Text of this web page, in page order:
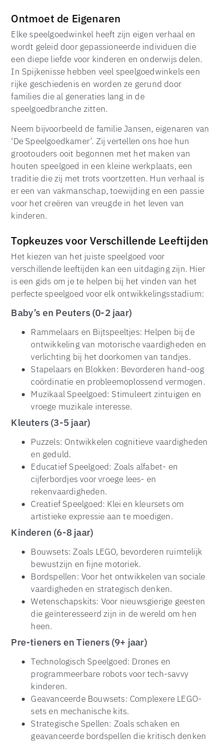
Ontmoet de Eigenaren
Elke speelgoedwinkel heeft zijn eigen verhaal en
wordt geleid door gepassioneerde individuen die
een diepe liefde voor kinderen en onderwijs delen.
In Spijkenisse hebben veel speelgoedwinkels een
rijke geschiedenis en worden ze gerund door
families die al generaties lang in de
speelgoedbranche zitten.
Neem bijvoorbeeld de familie Jansen, eigenaren van
‘De Speelgoedkamer’. Zij vertellen ons hoe hun
grootouders ooit begonnen met het maken van
houten speelgoed in een kleine werkplaats, een
traditie die zij met trots voortzetten. Hun verhaal is
er een van vakmanschap, toewijding en een passie
voor het creëren van vreugde in het leven van
kinderen.
Topkeuzes voor Verschillende Leeftijden
Het kiezen van het juiste speelgoed voor
verschillende leeftijden kan een uitdaging zijn. Hier
is een gids om je te helpen bij het vinden van het
perfecte speelgoed voor elk ontwikkelingsstadium:
Baby’s en Peuters (0-2 jaar)
Rammelaars en Bijtspeeltjes: Helpen bij de
ontwikkeling van motorische vaardigheden en
verlichting bij het doorkomen van tandjes.
Stapelaars en Blokken: Bevorderen hand-oog
coördinatie en probleemoplossend vermogen.
Muzikaal Speelgoed: Stimuleert zintuigen en
vroege muzikale interesse.
Kleuters (3-5 jaar)
Puzzels: Ontwikkelen cognitieve vaardigheden
en geduld.
Educatief Speelgoed: Zoals alfabet- en
cijferbordjes voor vroege lees- en
rekenvaardigheden.
Creatief Speelgoed: Klei en kleursets om
artistieke expressie aan te moedigen.
Kinderen (6-8 jaar)
Bouwsets: Zoals LEGO, bevorderen ruimtelijk
bewustzijn en fijne motoriek.
Bordspellen: Voor het ontwikkelen van sociale
vaardigheden en strategisch denken.
Wetenschapskits: Voor nieuwsgierige geesten
die geïnteresseerd zijn in de wereld om hen
heen.
Pre-tieners en Tieners (9+ jaar)
Technologisch Speelgoed: Drones en
programmeerbare robots voor tech-savvy
kinderen.
Geavanceerde Bouwsets: Complexere LEGO-
sets en mechanische kits.
Strategische Spellen: Zoals schaken en
geavanceerde bordspellen die kritisch denken